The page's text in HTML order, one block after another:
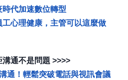
代加速數位轉型
心理健康，主管可以這麼做
通不是問題 >>>>
通！輕鬆突破電話與視訊會議